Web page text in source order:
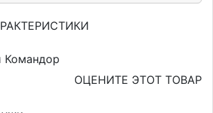
Командор
ОЦЕНИТЕ ЭТОТ ТОВАР